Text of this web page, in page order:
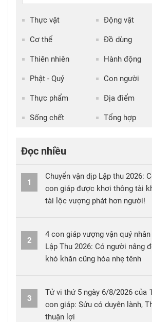
Thực vật Động vật
Cơ thể Đồ dùng
Thiên nhiên Hành động
Phật - Quỷ Con người
Thực phẩm Địa điểm
Sống chết Tổng hợp
Đọc nhiều
1
Chuyển vận dịp Lập thu 2026:
con giáp được khơi thông tài
tài lộc vượng phát hơn người!
2
4 con giáp vượng vận quý
Lập Thu 2026: Có người nâng
khó khăn cũng hóa nhẹ tênh
3
Tử vi thứ 5 ngày 6/8/2026 của
con giáp: Sửu có duyên lành,
thuận lợi